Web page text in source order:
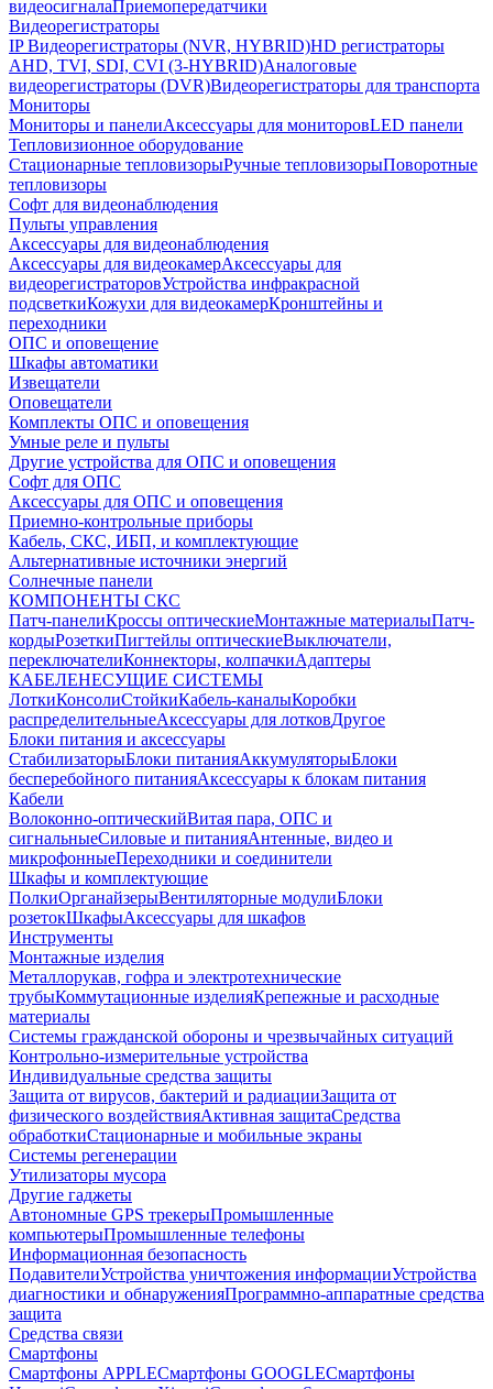
видеосигналаПриемопередатчики
Видеорегистраторы
IP Видеорегистраторы (NVR, HYBRID)HD регистраторы
AHD, TVI, SDI, CVI (3-HYBRID)Аналоговые
видеорегистраторы (DVR)Видеорегистраторы для транспорта
Мониторы
Мониторы и панелиАксессуары для мониторовLED панели
Тепловизионное оборудование
Стационарные тепловизорыРучные тепловизорыПоворотные
тепловизоры
Софт для видеонаблюдения
Пульты управления
Аксессуары для видеонаблюдения
Аксессуары для видеокамерАксессуары для
видеорегистраторовУстройства инфракрасной
подсветкиКожухи для видеокамерКронштейны и
переходники
ОПС и оповещение
Шкафы автоматики
Извещатели
Оповещатели
Комплекты ОПС и оповещения
Умные реле и пульты
Другие устройства для ОПС и оповещения
Софт для ОПС
Аксессуары для ОПС и оповещения
Приемно-контрольные приборы
Кабель, СКС, ИБП, и комплектующие
Альтернативные источники энергий
Солнечные панели
КОМПОНЕНТЫ СКС
Патч-панелиКроссы оптическиеМонтажные материалыПатч-
кордыРозеткиПигтейлы оптическиеВыключатели,
переключателиКоннекторы, колпачкиАдаптеры
КАБЕЛЕНЕСУЩИЕ СИСТЕМЫ
ЛоткиКонсолиСтойкиКабель-каналыКоробки
распределительныеАксессуары для лотковДругое
Блоки питания и аксессуары
СтабилизаторыБлоки питанияАккумуляторыБлоки
бесперебойного питанияАксессуары к блокам питания
Кабели
Волоконно-оптическийВитая пара, ОПС и
сигнальныеСиловые и питанияАнтенные, видео и
микрофонныеПереходники и соединители
Шкафы и комплектующие
ПолкиОрганайзерыВентиляторные модулиБлоки
розетокШкафыАксессуары для шкафов
Инструменты
Монтажные изделия
Металлорукав, гофра и электротехнические
трубыКоммутационные изделияКрепежные и расходные
материалы
Системы гражданской обороны и чрезвычайных ситуаций
Контрольно-измерительные устройства
Индивидуальные средства защиты
Защита от вирусов, бактерий и радиацииЗащита от
физического воздействияАктивная защитаСредства
обработкиСтационарные и мобильные экраны
Системы регенерации
Утилизаторы мусора
Другие гаджеты
Автономные GPS трекерыПромышленные
компьютерыПромышленные телефоны
Информационная безопасность
ПодавителиУстройства уничтожения информацииУстройства
диагностики и обнаруженияПрограммно-аппаратные средства
защита
Средства связи
Смартфоны
Смартфоны APPLEСмартфоны GOOGLEСмартфоны